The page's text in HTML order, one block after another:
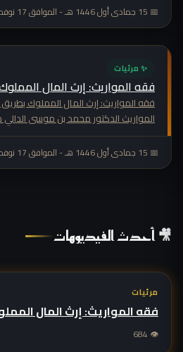
📅 15 جمادى أول 1446 هـ - الموافق 17 نوفمبر 2024 م
✨ مرئيات
فقه المواريث: إرث المال
المواريث الدكتور محمد بن موسى الدالي مسجد الخلفاء الراش...
📅 15 جمادى أول 1446 هـ - الموافق 17 نوفمبر 2024 م
🎥 أحدث الفيديوهات
مرئيات
فقه المواريث: إرث المال
👁 684